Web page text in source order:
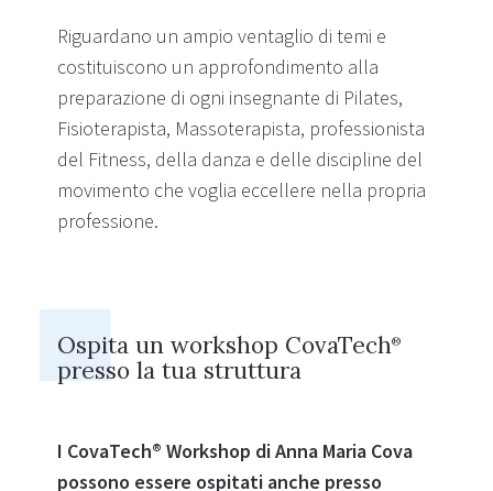
Riguardano un ampio ventaglio di temi e
costituiscono un approfondimento alla
preparazione di ogni insegnante di Pilates,
Fisioterapista, Massoterapista, professionista
del Fitness, della danza e delle discipline del
movimento che voglia eccellere nella propria
professione.
Ospita un workshop CovaTech®
presso la tua struttura
I CovaTech® Workshop di Anna Maria Cova
possono essere ospitati anche presso